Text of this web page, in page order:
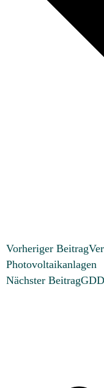
Vorheriger Beitrag
Photovoltaikanlagen
Nächster Beitrag